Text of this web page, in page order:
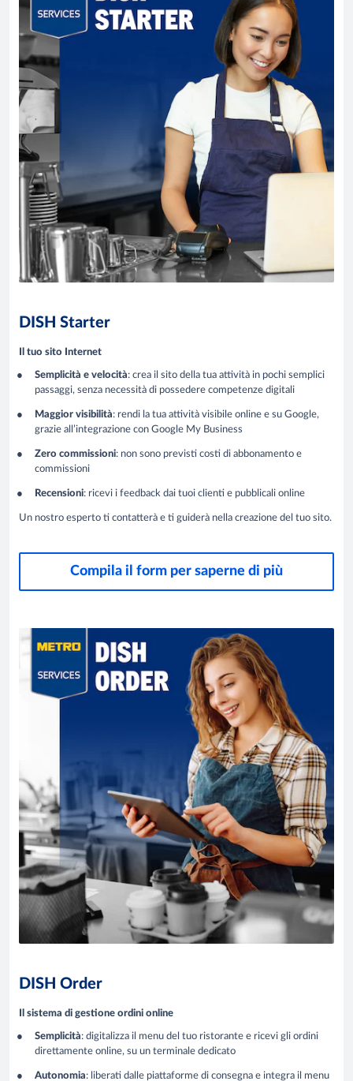
DISH Starter
Il tuo sito Internet
Semplicità e velocità: crea il sito della tua attività in pochi semplici
passaggi, senza necessità di possedere competenze digitali
Maggior visibilità: rendi la tua attività visibile online e su Google,
grazie all’integrazione con Google My Business
Zero commissioni: non sono previsti costi di abbonamento e
commissioni
Recensioni: ricevi i feedback dai tuoi clienti e pubblicali online
Un nostro esperto ti contatterà e ti guiderà nella creazione del tuo sito.
Compila il form per saperne di più
DISH Order
Il sistema di gestione ordini online
Semplicità: digitalizza il menu del tuo ristorante e ricevi gli ordini
direttamente online, su un terminale dedicato
Autonomia: liberati dalle piattaforme di consegna e integra il menu